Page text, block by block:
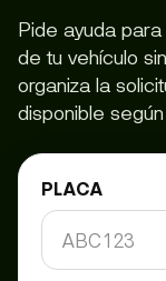
Pide ayuda
de tu vehículo
organiza la
disponible
PLACA